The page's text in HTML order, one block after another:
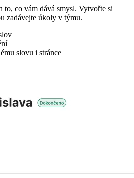
to, co vám dává smysl. Vytvořte si
zadávejte úkoly v týmu.
slovu i stránce